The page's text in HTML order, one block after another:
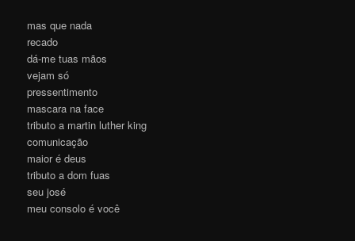
mas que nada
recado
dá-me tuas mãos
vejam só
pressentimento
mascara na face
tributo a martin luther king
comunicação
maior é deus
tributo a dom fuas
seu josé
meu consolo é você